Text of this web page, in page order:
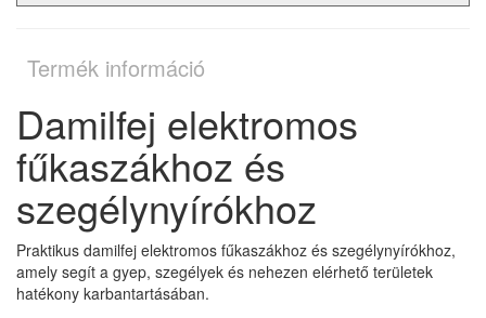
Termék információ
Damilfej elektromos
fűkaszákhoz és
szegélynyírókhoz
Praktikus damilfej elektromos fűkaszákhoz és szegélynyírókhoz,
amely segít a gyep, szegélyek és nehezen elérhető területek
hatékony karbantartásában.